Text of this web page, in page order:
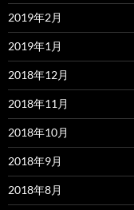
2019年2月
2019年1月
2018年12月
2018年11月
2018年10月
2018年9月
2018年8月